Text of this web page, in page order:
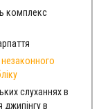
комплекс
слуханнях в
в